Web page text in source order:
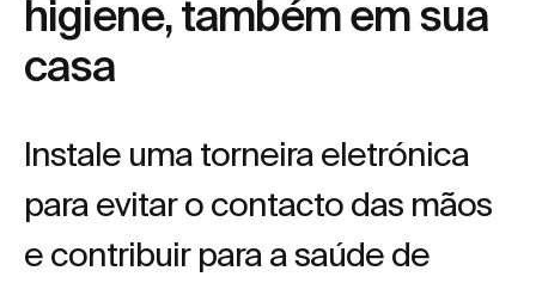
higiene, também em sua
casa
Instale uma torneira eletrónica
para evitar o contacto das mãos
e contribuir para a saúde de